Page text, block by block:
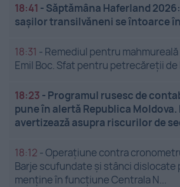
18:41 - Săptămâna Haferland
sașilor transilvăneni se întoarce
18:31 - Remediul pentru
Emil Boc. Sfat pentru petrecăreții de
18:23 - Programul rusesc de
pune în alertă Republica Moldova.
avertizează asupra riscurilor de
18:12 -Operațiune contra
Barje scufundate și stânci dislocate
menține în funcțiune Centrala N...